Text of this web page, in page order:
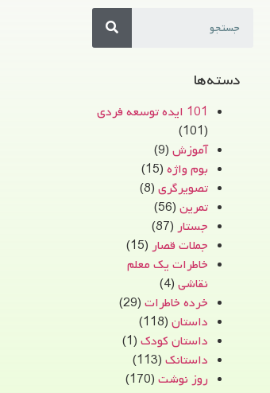
دسته‌ها
101 ایده توسعه فردی
(101)
آموزش(9)
بوم واژه(15)
تصویرگری(8)
تمرین(56)
جستار(87)
جملات قصار(15)
خاطرات یک معلم
نقاشی(4)
خرده خاطرات(29)
داستان(118)
داستان کودک(1)
داستانک(113)
روز نوشت(170)